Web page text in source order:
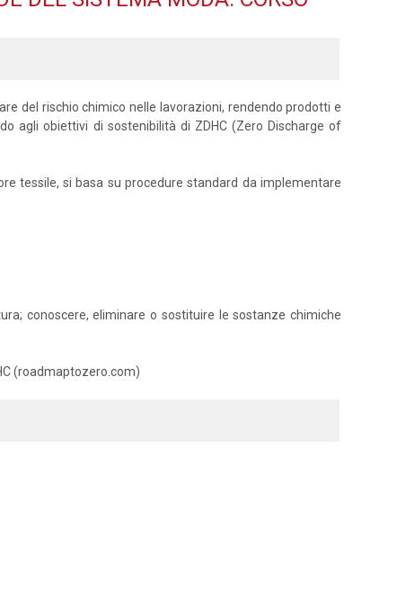
del rischio chimico nelle lavorazioni, rendendo prodotti e
agli obiettivi di sostenibilità di ZDHC (Zero Discharge of
tessile, si basa su procedure standard da implementare
conoscere, eliminare o sostituire le sostanze chimiche
(roadmaptozero.com)